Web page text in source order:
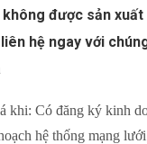
được sản
hệ ngay với
khi: Có đăng ký kinh
hệ thống mạng